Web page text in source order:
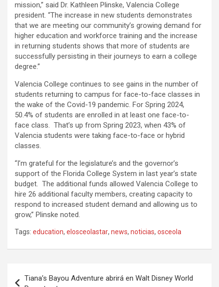
mission,” said Dr. Kathleen Plinske, Valencia College
president. “The increase in new students demonstrates
that we are meeting our community’s growing demand for
higher education and workforce training and the increase
in returning students shows that more of students are
successfully persisting in their journeys to earn a college
degree.”
Valencia College continues to see gains in the number of
students returning to campus for face-to-face classes in
the wake of the Covid-19 pandemic. For Spring 2024,
50.4% of students are enrolled in at least one face-to-
face class. That’s up from Spring 2023, when 43% of
Valencia students were taking face-to-face or hybrid
classes.
“I’m grateful for the legislature’s and the governor’s
support of the Florida College System in last year’s state
budget. The additional funds allowed Valencia College to
hire 26 additional faculty members, creating capacity to
respond to increased student demand and allowing us to
grow,” Plinske noted.
Tags: education, elosceolastar, news, noticias, osceola
Tiana’s Bayou Adventure abrirá en Walt Disney World